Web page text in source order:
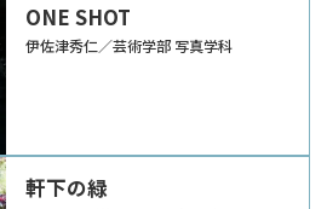
ONE SHOT
伊佐津秀仁／芸術学部 写真学科
軒下の緑